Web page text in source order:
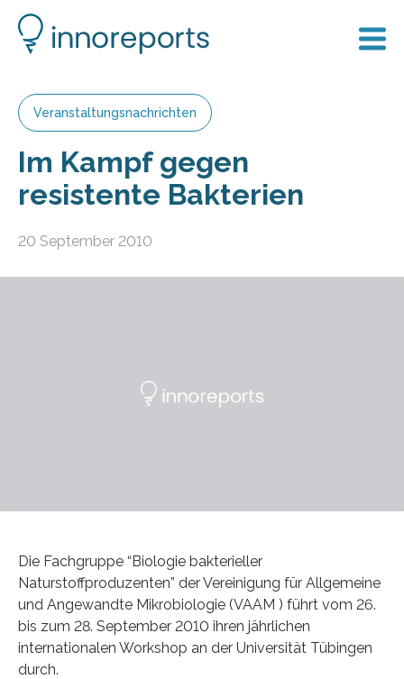
Veranstaltungsnachrichten
Im Kampf gegen
resistente Bakterien
20 September 2010
Die Fachgruppe “Biologie bakterieller
Naturstoffproduzenten” der Vereinigung für Allgemeine
und Angewandte Mikrobiologie (VAAM ) führt vom 26.
bis zum 28. September 2010 ihren jährlichen
internationalen Workshop an der Universität Tübingen
durch.